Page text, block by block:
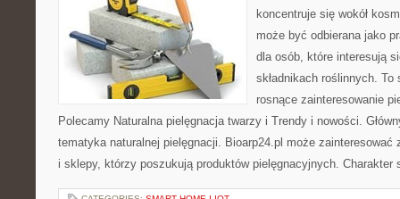
koncentruje się wokół
może być odbierana jako
dla osób, które interesują
składnikach roślinnych.
rosnące zainteresowanie
Polecamy Naturalna pielęgnacja twarzy i Trendy i nowości.
tematyka naturalnej pielęgnacji. Bioarp24.pl może zainteresować
i sklepy, którzy poszukują produktów pielęgnacyjnych.